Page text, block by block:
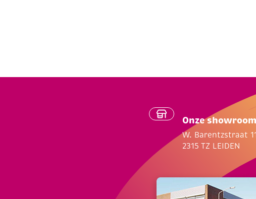
Onze showroom
W. Barentzstraat
2315 TZ LEIDEN